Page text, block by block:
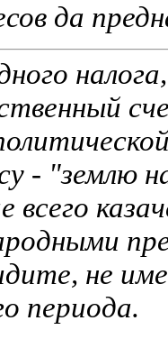
да
- "землю
всего
не
периода.